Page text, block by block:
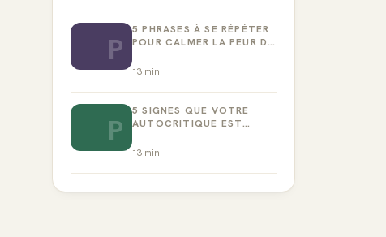
P
5 PHRASES À SE RÉPÉTER
POUR CALMER LA PEUR DE
13 min
P
5 SIGNES QUE VOTRE
AUTOCRITIQUE EST
13 min